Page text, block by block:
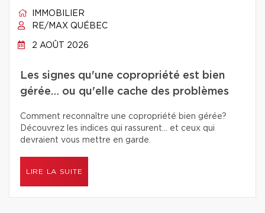
IMMOBILIER
RE/MAX QUÉBEC
2 AOÛT 2026
Les signes qu'une copropriété est bien
gérée… ou qu'elle cache des problèmes
Comment reconnaître une copropriété bien gérée?
Découvrez les indices qui rassurent… et ceux qui
devraient vous mettre en garde.
LIRE LA SUITE